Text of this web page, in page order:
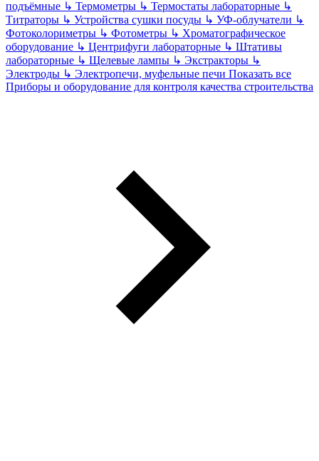
подъёмные ↳ Термометры ↳ Термостаты лабораторные ↳
Титраторы ↳ Устройства сушки посуды ↳ УФ-облучатели ↳
Фотоколориметры ↳ Фотометры ↳ Хроматографическое
оборудование ↳ Центрифуги лабораторные ↳ Штативы
лабораторные ↳ Щелевые лампы ↳ Экстракторы ↳
Электроды ↳ Электропечи, муфельные печи Показать все
Приборы и оборудование для контроля качества строительства